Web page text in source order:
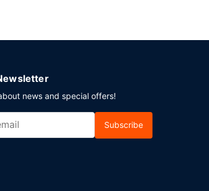
news and special offers!
Subscribe